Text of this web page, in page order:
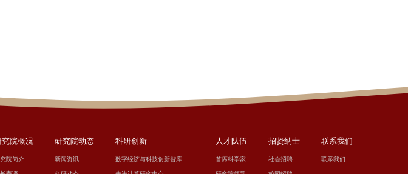
究院概况
院简介
研究院动态
新闻资讯
科研创新
数字经济与科技创新智库
人才队伍
首席科学家
招贤纳士
社会招聘
联系我们
联系我们